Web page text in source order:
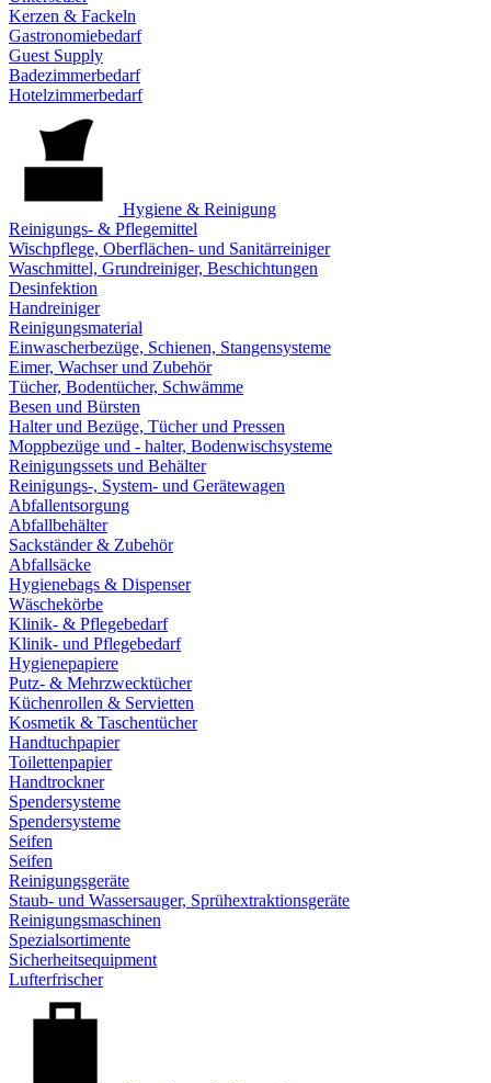
Kerzen & Fackeln
Gastronomiebedarf
Guest Supply
Badezimmerbedarf
Hotelzimmerbedarf
Hygiene & Reinigung
Reinigungs- & Pflegemittel
Wischpflege, Oberflächen- und Sanitärreiniger
Waschmittel, Grundreiniger, Beschichtungen
Desinfektion
Handreiniger
Reinigungsmaterial
Einwascherbezüge, Schienen, Stangensysteme
Eimer, Wachser und Zubehör
Tücher, Bodentücher, Schwämme
Besen und Bürsten
Halter und Bezüge, Tücher und Pressen
Moppbezüge und - halter, Bodenwischsysteme
Reinigungssets und Behälter
Reinigungs-, System- und Gerätewagen
Abfallentsorgung
Abfallbehälter
Sackständer & Zubehör
Abfallsäcke
Hygienebags & Dispenser
Wäschekörbe
Klinik- & Pflegebedarf
Klinik- und Pflegebedarf
Hygienepapiere
Putz- & Mehrzwecktücher
Küchenrollen & Servietten
Kosmetik & Taschentücher
Handtuchpapier
Toilettenpapier
Handtrockner
Spendersysteme
Spendersysteme
Seifen
Seifen
Reinigungsgeräte
Staub- und Wassersauger, Sprühextraktionsgeräte
Reinigungsmaschinen
Spezialsortimente
Sicherheitsequipment
Lufterfrischer